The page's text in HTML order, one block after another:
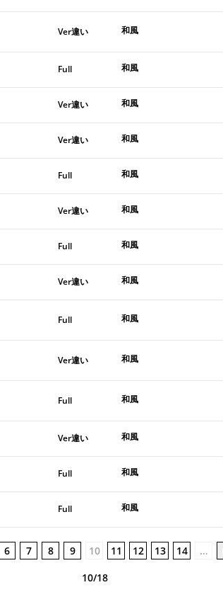
Ver違い 和風
Full 和風
Ver違い 和風
Ver違い 和風
Full 和風
Ver違い 和風
Full 和風
Ver違い 和風
Full 和風
Ver違い 和風
Full 和風
Ver違い 和風
Full 和風
Full 和風
6 7 8 9 10 11 12 13 14 …
10/18